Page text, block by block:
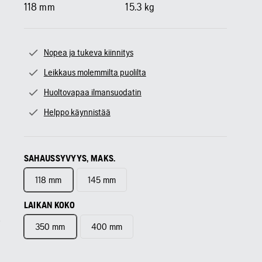
118 mm 15.3 kg
Nopea ja tukeva kiinnitys
Leikkaus molemmilta puolilta
Huoltovapaa ilmansuodatin
Helppo käynnistää
SAHAUSSYVYYS, MAKS.
118 mm
145 mm
LAIKAN KOKO
350 mm
400 mm